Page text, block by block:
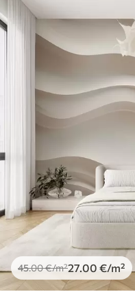
45.00€/m²27 .00 €/m²